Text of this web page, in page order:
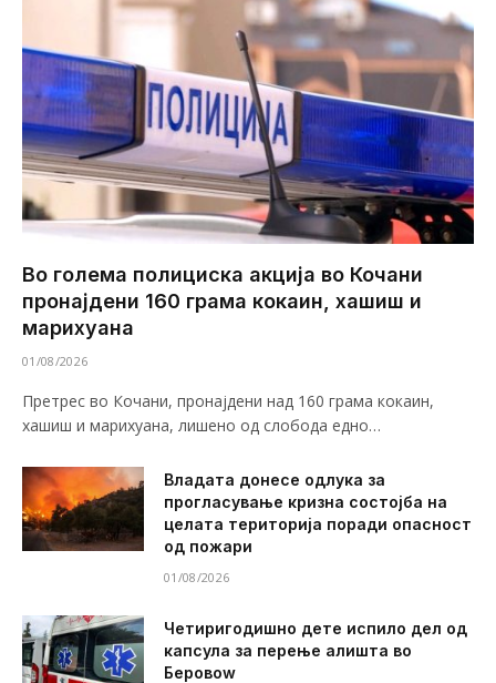
Во голема полициска акција во Кочани
пронајдени 160 грама кокаин, хашиш и
марихуана
01/08/2026
Претрес во Кочани, пронајдени над 160 грама кокаин,
хашиш и марихуана, лишено од слобода едно…
Владата донесе одлука за
прогласување кризна состојба на
целата територија поради опасност
од пожари
01/08/2026
Четиригодишно дете испило дел од
капсула за перење алишта во
Беровоw